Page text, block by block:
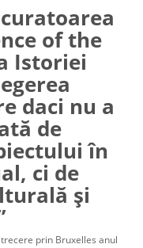
of the
Istoriei
daci nu a
de
în
ci de
și
prin Bruxelles anul